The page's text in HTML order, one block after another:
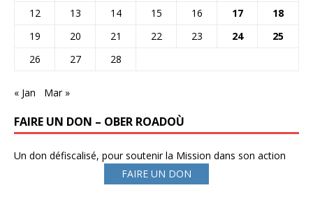
12
13 14 15 16 17
18
19
20 21 22 23 24
25
26
27 28
« Jan Mar »
FAIRE UN DON – OBER ROADOÙ
Un don défiscalisé, pour soutenir la Mission dans son action
FAIRE UN DON